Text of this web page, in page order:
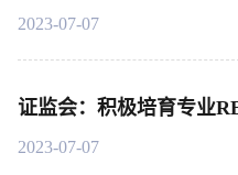
2023-07-07
证监会：积极培育专业
2023-07-07